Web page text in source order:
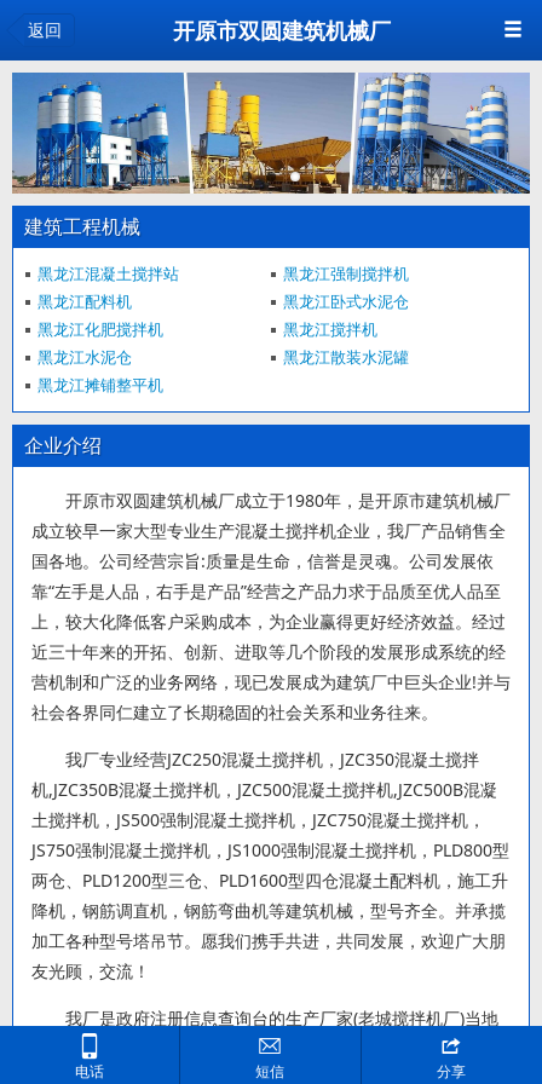
返回 开原市双圆建筑机械厂
建筑工程机械
黑龙江混凝土搅拌站
黑龙江强制搅拌机
黑龙江配料机
黑龙江卧式水泥仓
黑龙江化肥搅拌机
黑龙江搅拌机
黑龙江水泥仓
黑龙江散装水泥罐
黑龙江摊铺整平机
企业介绍
开原市双圆建筑机械厂成立于1980年，是开原市建筑机械厂
成立较早一家大型专业生产混凝土搅拌机企业，我厂产品销售全
国各地。公司经营宗旨:质量是生命，信誉是灵魂。公司发展依
靠“左手是人品，右手是产品”经营之产品力求于品质至优人品至
上，较大化降低客户采购成本，为企业赢得更好经济效益。经过
近三十年来的开拓、创新、进取等几个阶段的发展形成系统的经
营机制和广泛的业务网络，现已发展成为建筑厂中巨头企业!并与
社会各界同仁建立了长期稳固的社会关系和业务往来。
我厂专业经营JZC250混凝土搅拌机，JZC350混凝土搅拌
机,JZC350B混凝土搅拌机，JZC500混凝土搅拌机,JZC500B混凝
土搅拌机，JS500强制混凝土搅拌机，JZC750混凝土搅拌机，
JS750强制混凝土搅拌机，JS1000强制混凝土搅拌机，PLD800型
两仓、PLD1200型三仓、PLD1600型四仓混凝土配料机，施工升
降机，钢筋调直机，钢筋弯曲机等建筑机械，型号齐全。并承揽
加工各种型号塔吊节。愿我们携手共进，共同发展，欢迎广大朋
友光顾，交流！
我厂是政府注册信息查询台的生产厂家(老城搅拌机厂)当地
114可查询

电话

短信

分享